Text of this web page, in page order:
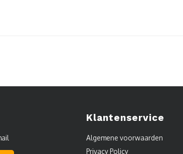
Klantenservice
Algemene voorwaarden
Privacy Policy